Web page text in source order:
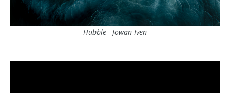
Hubble - Jowan Iven